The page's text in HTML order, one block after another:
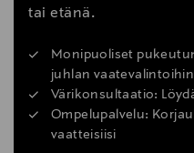
tai etänä.
Monipuoliset
juhlan vaatevalintoihin
Värikonsultaatio:
Ompelupalvelu:
vaatteisiisi